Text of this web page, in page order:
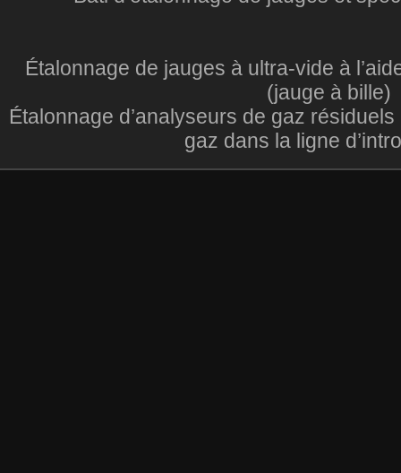
Étalonnage de jauges à ultra-vide à
(jauge à bille)
Étalonnage d’analyseurs de gaz
gaz dans la ligne